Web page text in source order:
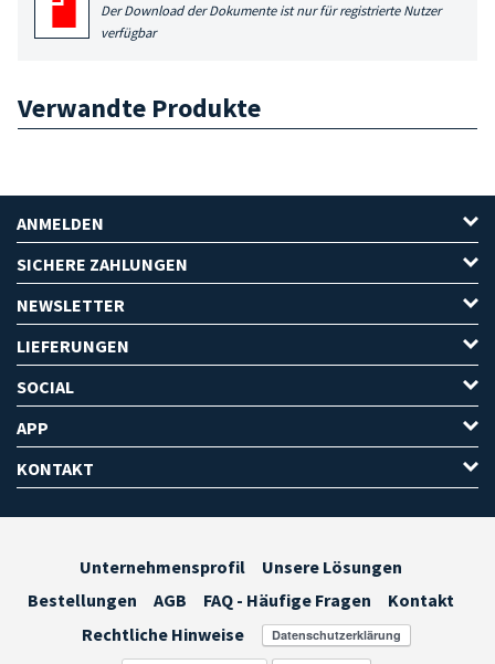
Der Download der Dokumente ist nur für registrierte Nutzer
verfügbar
Verwandte Produkte
ANMELDEN
SICHERE ZAHLUNGEN
NEWSLETTER
LIEFERUNGEN
SOCIAL
APP
KONTAKT
Unternehmensprofil
Unsere Lösungen
Bestellungen
AGB FAQ - Häufige Fragen
Kontakt
Rechtliche Hinweise